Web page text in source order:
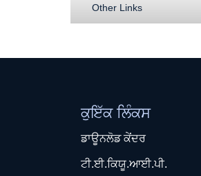
Other Links
ਕੁਇੱਕ ਲਿੰਕਸ
ਡਾਊਨਲੋਡ ਕੇਂਦਰ
ਟੀ.ਈ.ਕਿਯੂ.ਆਈ.ਪੀ.